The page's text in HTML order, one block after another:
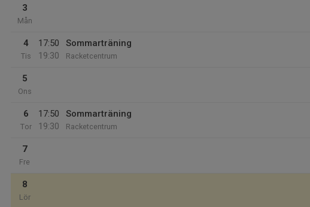
3
Mån
4
Tis
17:50
19:30
Sommarträning
Racketcentrum
5
Ons
6
Tor
17:50
19:30
Sommarträning
Racketcentrum
7
Fre
8
Lör